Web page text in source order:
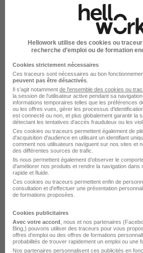
Apprenti Licence Pro
Bim Option TP et
Île-de-France
Alternance
492,22 - 1 823,03 € / mois
Voir l’offre
Apprenti Bac Pro
Efficacité Énergétique H/F
Bouygues Construction
Île-de-France
492,22 - 1 823,03 € / mois
Voir l’offre
Hellowork utilise des cookies ou
recherche d’emploi ou de formation
Cookies strictement nécessaires
Ces traceurs sont nécessaires au bon
peuvent pas être désactivés
Il s'agit notamment de l'ensemble des cookies ou
la session de l'utilisateur active pendant sa
informations temporaires telles que les préférences
ou les offres vues, gérer les processus
est connecté ou non, et plus globalement garantir la
détectant les tentatives d'accès frauduleux ou les
Ces cookies ou traceurs permettent également de
d'acquisition d'audience en utilisant un identifiant
comment nos utilisateurs naviguent sur nos sites et
des différentes sources de trafic.
Ils nous permettent également d’observer le
d'améliorer nos produits et rendre la navigation dans
rapide et fluide.
Ces cookies ou traceurs permettent enfin de
consultation et d'effectuer une présentation
de formations proposées.
Cookies publicitaires
Avec votre accord , nous et nos partenaires
Bing,) pouvons utiliser des traceurs pour vous
offres d’emploi ou des offres de formations
probabilités de trouver rapidement un emploi ou une
Nos partenaires personnalisent ces publicités en